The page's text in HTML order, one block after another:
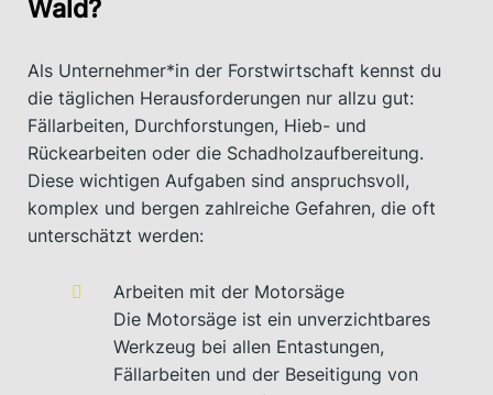
Wald?
Als Unternehmer*in der Forstwirtschaft kennst du
die täglichen Herausforderungen nur allzu gut:
Fällarbeiten, Durchforstungen, Hieb- und
Rückearbeiten oder die Schadholzaufbereitung.
Diese wichtigen Aufgaben sind anspruchsvoll,
komplex und bergen zahlreiche Gefahren, die oft
unterschätzt werden:
Arbeiten mit der Motorsäge
Die Motorsäge ist ein unverzichtbares
Werkzeug bei allen Entastungen,
Fällarbeiten und der Beseitigung von